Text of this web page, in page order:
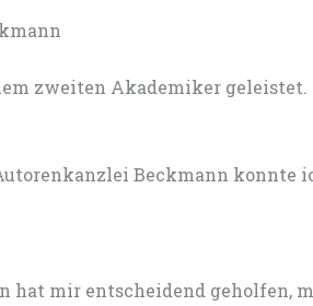
zweiten Akademiker
Beckmann
mir entscheidend geholfen,